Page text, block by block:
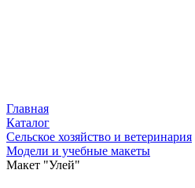
Главная
Каталог
Сельское хозяйство и ветеринария
Модели и учебные макеты
Макет "Улей"